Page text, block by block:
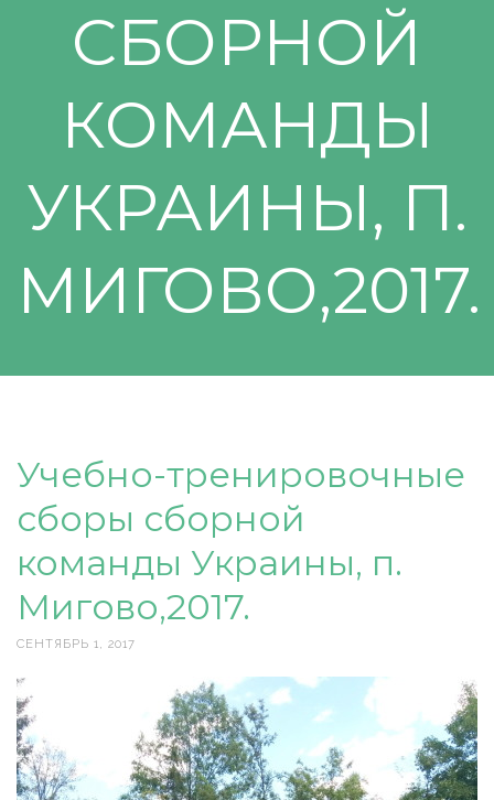
СБОРНОЙ
КОМАНДЫ
УКРАИНЫ, П.
МИГОВО,2017.
Учебно-тренировочные
сборы сборной
команды Украины, п.
Мигово,2017.
СЕНТЯБРЬ 1, 2017